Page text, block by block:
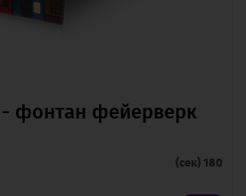
фонтан фейерверк
(сек) 180